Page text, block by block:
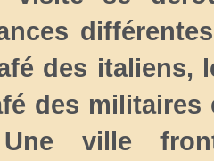
des italiens,
des militaires
Une ville